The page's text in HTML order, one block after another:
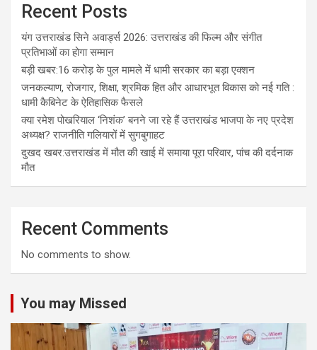
Recent Posts
यंग उत्तराखंड सिने अवार्ड्स 2026: उत्तराखंड की फिल्म और संगीत
प्रतिभाओं का होगा सम्मान
बड़ी खबर:16 करोड़ के पुल मामले में धामी सरकार का बड़ा एक्शन
जनकल्याण, रोजगार, शिक्षा, श्रमिक हित और आधारभूत विकास को नई गति :
धामी कैबिनेट के ऐतिहासिक फैसले
क्या रमेश पोखरियाल ‘निशंक’ बनने जा रहे हैं उत्तराखंड भाजपा के नए प्रदेश
अध्यक्ष? राजनीति गलियारों में सुगबुगाहट
दुखद खबर:उत्तराखंड में मौत की खाई में समाया पूरा परिवार, पांच की दर्दनाक
मौत
Recent Comments
No comments to show.
You may Missed